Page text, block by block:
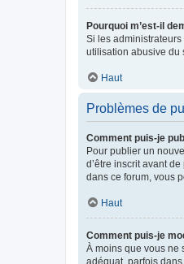
Pourquoi m’est-il
Si les
utilisation abusive du
Haut
Problèmes de
Comment puis-je
Pour publier un
d’être inscrit avant
dans ce forum, vous
Haut
Comment puis-je
À moins que vous ne
adéquat, parfois